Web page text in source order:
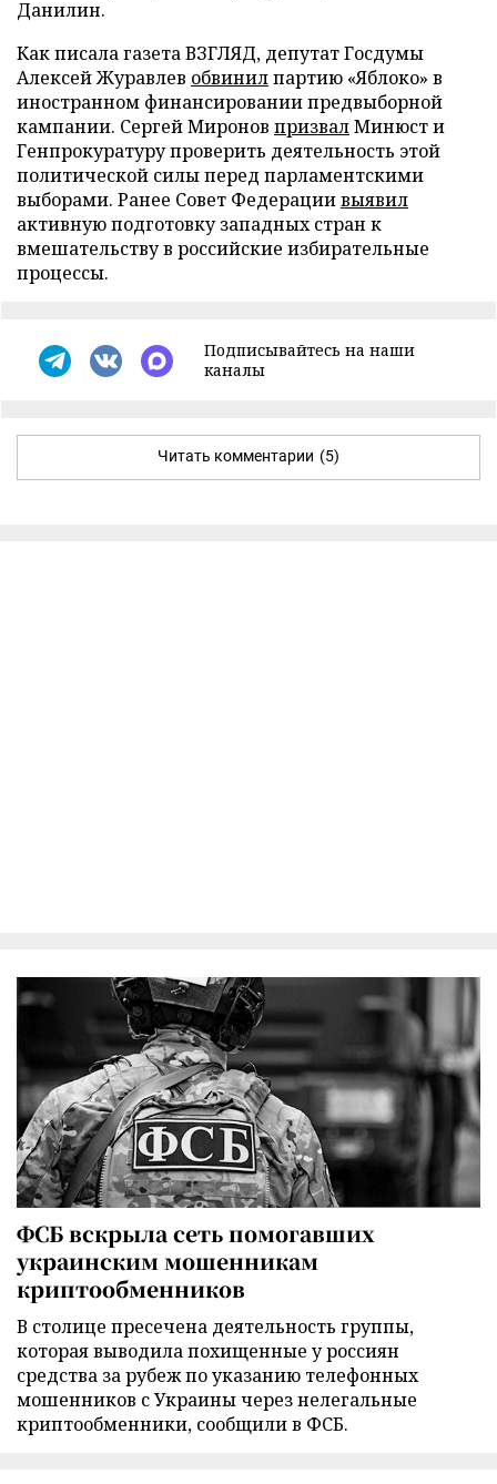
Данилин.
Как писала газета ВЗГЛЯД, депутат Госдумы
Алексей Журавлев обвинилпартию «Яблоко» в
иностранном финансировании предвыборной
кампании. Сергей Миронов призвалМинюст и
Генпрокуратуру проверить деятельность этой
политической силы перед парламентскими
выборами. Ранее Совет Федерациивыявил
активную подготовку западных стран к
вмешательству в российские избирательные
процессы.
Подписывайтесь на наши
каналы
Читать комментарии (5)
ФСБ вскрыла сеть помогавших
украинским мошенникам
криптообменников
В столице пресечена деятельность группы,
которая выводила похищенные у россиян
средства за рубеж по указанию телефонных
мошенников с Украины через нелегальные
криптообменники, сообщили в ФСБ.